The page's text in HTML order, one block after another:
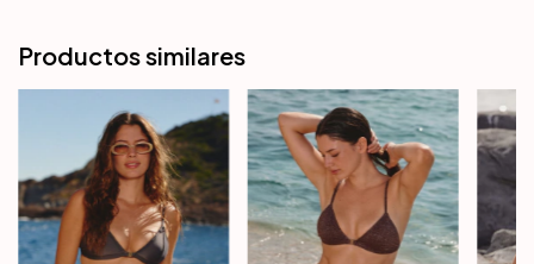
Productos similares